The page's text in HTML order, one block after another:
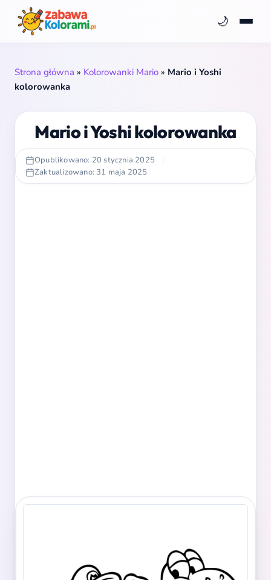
🌙
Strona główna » Kolorowanki Mario » Mario i Yoshi
kolorowanka
Mario i Yoshi kolorowanka
Opublikowano: 20 stycznia 2025
|
Zaktualizowano: 31 maja 2025